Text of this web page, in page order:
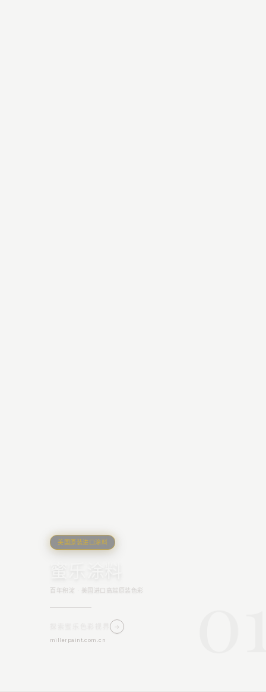
美国原装进口涂料
百年积淀 · 美国进口高端原装色彩
探索蜜乐色彩视界 →
millerpaint.com.cn